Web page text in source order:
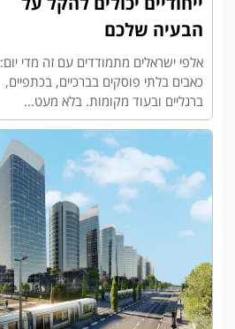
הבעיה שלכם
אלפי ישראלים מתמודדים עם זה מדי יום:
כאבים בלתי פוסקים בברכיים, בכתפיים,
ברגליים ובעוד מקומות. בלא מעט...